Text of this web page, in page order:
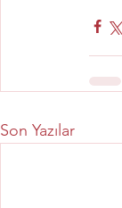
Son Yazılar